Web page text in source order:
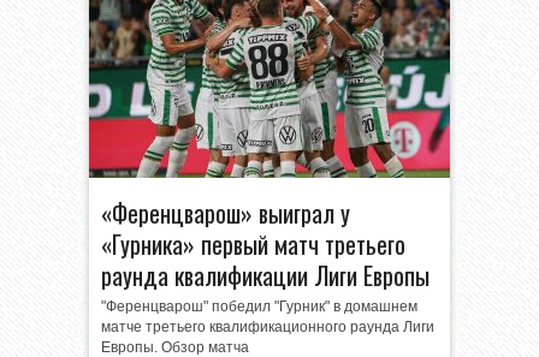
«Ференцварош» выиграл у
«Гурника» первый матч третьего
раунда квалификации Лиги Европы
"Ференцварош" победил "Гурник" в домашнем
матче третьего квалификационного раунда Лиги
Европы. Обзор матча